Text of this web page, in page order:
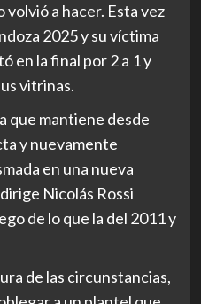
volvió a hacer. Esta vez
2025 y su víctima
en la final por 2 a 1 y
vitrinas.
que mantiene desde
y nuevamente
en una nueva
Nicolás Rossi
de lo que la del 2011 y
de las circunstancias,